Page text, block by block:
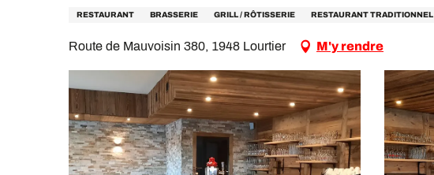
RESTAURANT BRASSERIE GRILL / RÔTISSERIE RESTAURANT TRADITIONNEL
Route de Mauvoisin 380, 1948 Lourtier M'y rendre